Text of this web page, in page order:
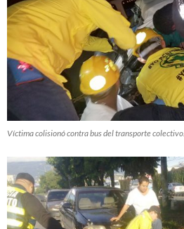
Víctima colisionó contra bus del transporte colectivo.